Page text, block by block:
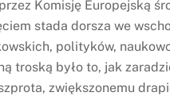
Komisję Europejską
stada dorsza we
polityków,
troską było to, jak
zwiększonemu